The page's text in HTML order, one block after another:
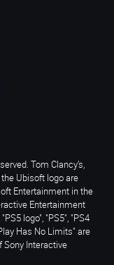
Tom Clancy’s,
Ubisoft logo are
Entertainment in the
Entertainment
logo", "PS5", "PS4
Has No Limits" are
Sony Interactive